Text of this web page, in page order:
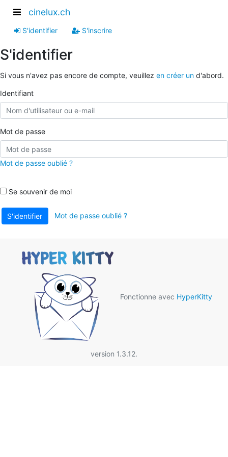
cinelux.ch
S'identifier S'inscrire
S'identifier
Si vous n'avez pas encore de compte, veuillez en créer un d'abord.
Identifiant
Mot de passe
Mot de passe oublié ?
Se souvenir de moi
S'identifier Mot de passe oublié ?
Fonctionne avec HyperKitty
version 1.3.12.